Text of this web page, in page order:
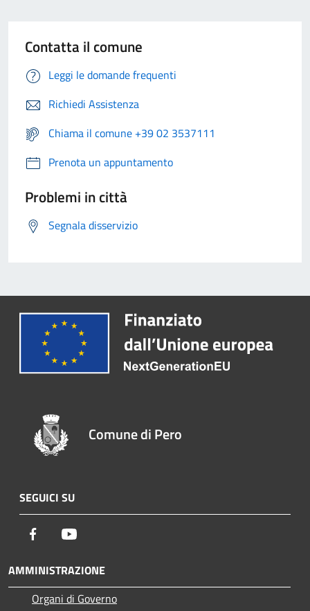
Contatta il comune
Leggi le domande frequenti
Richiedi Assistenza
Chiama il comune +39 02 3537111
Prenota un appuntamento
Problemi in città
Segnala disservizio
Comune di Pero
SEGUICI SU
Facebook
AMMINISTRAZIONE
Organi di Governo